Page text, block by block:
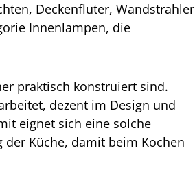
Deckenfluter, Wandstrahler
Innenlampen, die
praktisch konstruiert sind.
dezent im Design und
eignet sich eine solche
Küche, damit beim Kochen